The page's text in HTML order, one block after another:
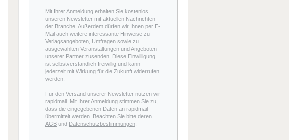
Mit Ihrer Anmeldung erhalten Sie kostenlos
unseren Newsletter mit aktuellen Nachrichten
der Branche. Außerdem dürfen wir Ihnen per E-
Mail auch weitere interessante Hinweise zu
Verlagsangeboten, Umfragen sowie zu
ausgewählten Veranstaltungen und Angeboten
unserer Partner zusenden. Diese Einwilligung
ist selbstverständlich freiwillig und kann
jederzeit mit Wirkung für die Zukunft widerrufen
werden.
Für den Versand unserer Newsletter nutzen wir
rapidmail. Mit Ihrer Anmeldung stimmen Sie zu,
dass die eingegebenen Daten an rapidmail
übermittelt werden. Beachten Sie bitte deren
AGB und Datenschutzbestimmungen